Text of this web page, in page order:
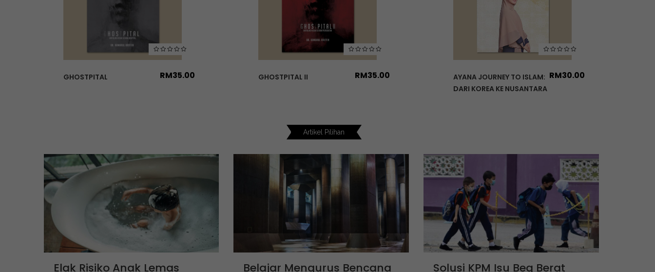
GHOSTPITAL RM35.00 GHOSTPITAL II RM35.00
AYANA JOURNEY TO ISLAM:
DARI KOREA KE NUSANTARA
RM30.00
Artikel Pilihan
Elak Risiko Anak Lemas Belajar Mengurus Bencana Solusi KPM Isu Beg Berat